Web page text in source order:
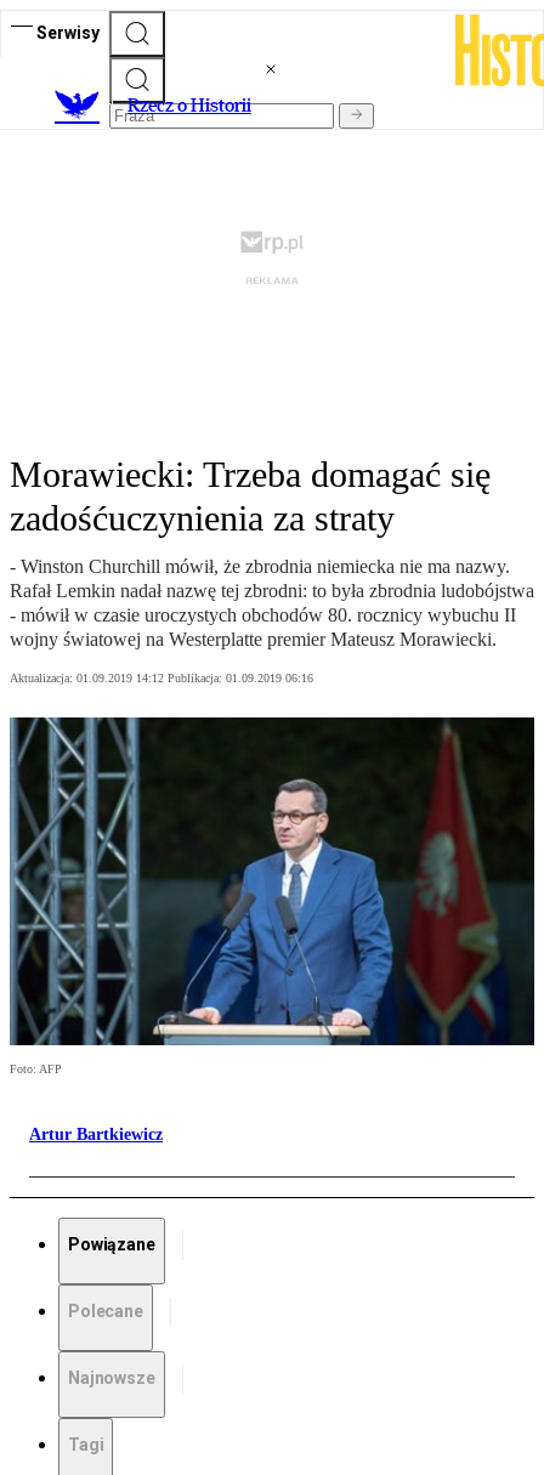
Serwisy
Rzecz o Historii
Morawiecki: Trzeba domagać się
zadośćuczynienia za straty
- Winston Churchill mówił, że zbrodnia niemiecka nie ma nazwy.
Rafał Lemkin nadał nazwę tej zbrodni: to była zbrodnia ludobójstwa
- mówił w czasie uroczystych obchodów 80. rocznicy wybuchu II
wojny światowej na Westerplatte premier Mateusz Morawiecki.
Aktualizacja: 01.09.2019 14:12 Publikacja: 01.09.2019 06:16
Foto: AFP
Artur Bartkiewicz
Powiązane
Polecane
Najnowsze
Tagi